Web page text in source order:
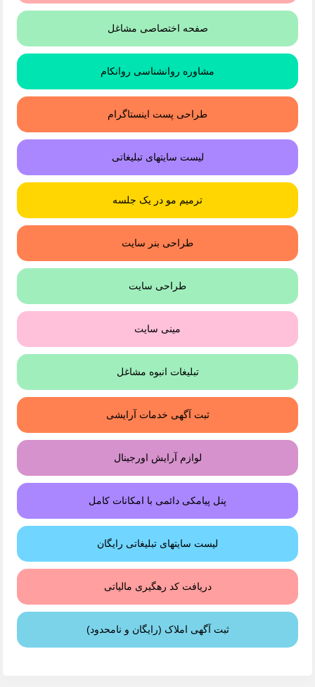
صفحه اختصاصی مشاغل
مشاوره روانشناسی روانکام
طراحی پست اینستاگرام
لیست سایتهای تبلیغاتی
ترمیم مو در یک جلسه
طراحی بنر سایت
طراحی سایت
مینی سایت
تبلیغات انبوه مشاغل
ثبت آگهی خدمات آرایشی
لوازم آرایش اورجینال
پنل پیامکی دائمی با امکانات کامل
لیست سایتهای تبلیغاتی رایگان
دریافت کد رهگیری مالیاتی
ثبت آگهی املاک (رایگان و نامحدود)